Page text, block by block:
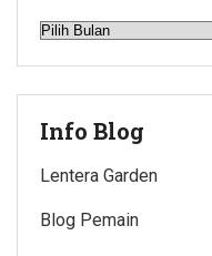
Arsip
Info Blog
Lentera Garden
Blog Pemain